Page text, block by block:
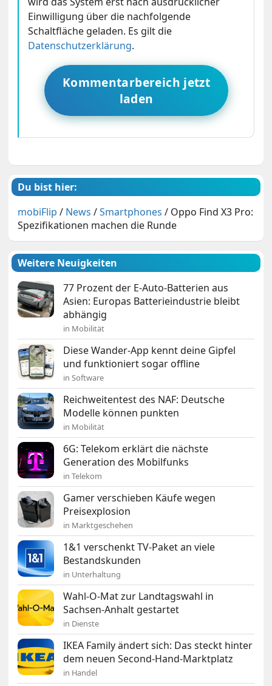
Einwilligung über die nachfolgende
Schaltfläche geladen. Es gilt die
Datenschutzerklärung.
Kommentarbereich jetzt
laden
Du bist hier:
mobiFlip / News /Smartphones / Oppo Find X3 Pro:
Spezifikationen machen die Runde
Weitere Neuigkeiten
77 Prozent der E-Auto-Batterien aus
Asien: Europas Batterieindustrie bleibt
abhängig
in Mobilität
Diese Wander-App kennt deine Gipfel
und funktioniert sogar offline
in Software
Reichweitentest des NAF: Deutsche
Modelle können punkten
in Mobilität
6G: Telekom erklärt die nächste
Generation des Mobilfunks
in Telekom
Gamer verschieben Käufe wegen
Preisexplosion
in Marktgeschehen
1&1 verschenkt TV-Paket an viele
Bestandskunden
in Unterhaltung
Wahl-O-Mat zur Landtagswahl in
Sachsen-Anhalt gestartet
in Dienste
IKEA Family ändert sich: Das steckt hinter
dem neuen Second-Hand-Marktplatz
in Handel